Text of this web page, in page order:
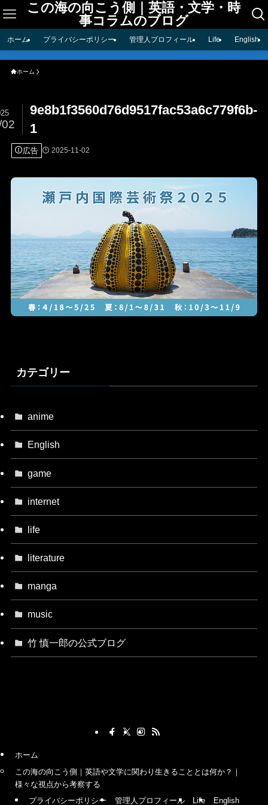
この海の向こう側｜英語・文学・時
事コラムのブログ
ホーム プライバシーポリシー 管理人プロフィール Life English
ホーム
9e8b1f3560d76d9517fac53a6c779f6b-
1
広告 2025-11-02
カテゴリー
anime
English
game
internet
life
literature
manga
music
竹 慎一郎の公式ブログ
ホーム
この海の向こう側｜英語や文学に関わり生きることとは何か？｜
様々な視点から考察する
プライバシーポリシー
管理人プロフィール Life English